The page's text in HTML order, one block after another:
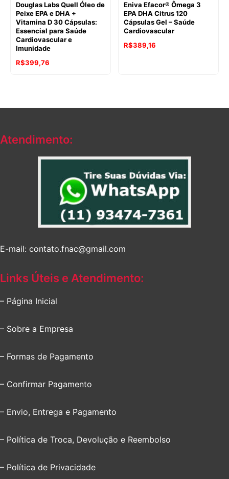
Douglas Labs Quell Óleo de
Peixe EPA e DHA +
Vitamina D 30 Cápsulas:
Essencial para Saúde
Cardiovascular e
Imunidade
R$399,76
Eniva Efacor® Ômega 3
EPA DHA Citrus 120
Cápsulas Gel – Saúde
Cardiovascular
R$389,16
Atendimento:
E-mail: contato.fnac@gmail.com
Links Úteis e Atendimento:
– Página Inicial
– Sobre a Empresa
– Formas de Pagamento
– Confirmar Pagamento
– Envio, Entrega e Pagamento
– Política de Troca, Devolução e Reembolso
– Política de Privacidade